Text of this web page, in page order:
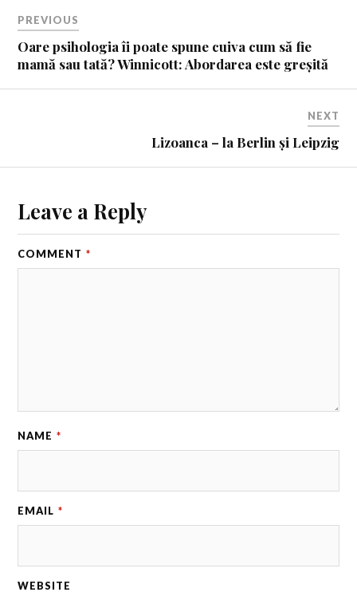
PREVIOUS
Oare psihologia îi poate spune cuiva cum să fie
mamă sau tată? Winnicott: Abordarea este greșită
NEXT
Lizoanca – la Berlin și Leipzig
Leave a Reply
COMMENT *
NAME *
EMAIL *
WEBSITE